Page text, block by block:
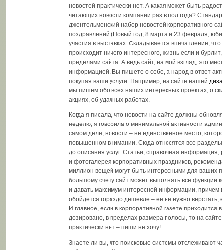
новостей практически нет. А какая может быть
читающих новости компании раз в пол года?
джентельменский набор новостей корпоративного
поздравлений (Новый год, 8 марта и 23 февраля,
участия в выставках. Складывается впечатление,
происходит ничего интересного, жизнь если и
пределами сайта. А ведь сайт, на мой взгляд, это
информацией. Вы пишете о себе, а народ в ответ
покупая ваши услуги. Например, на сайте нашей
мы пишем обо всех наших интересных проектах, о
акциях, об удачных работах.
Когда я писала, что новости на сайте должны
неделю, я говорила о минимальной активности
самом деле, новости – не единственное место,
повышенном внимании. Сюда относятся все разделы
до описания услуг. Статьи, справочная
и фотогалерея корпоративных праздников,
миллион вещей могут быть интересными для ваших
большому счету сайт может выполнять все функции
и давать максимум интересной информации, причем
обойдется гораздо дешевле – ее не нужно верстать,
И главное, если в корпоративной газете
дозировано, в пределах размера полосы, то на
практически нет – пиши не хочу!
Знаете ли вы, что поисковые системы отслеживают